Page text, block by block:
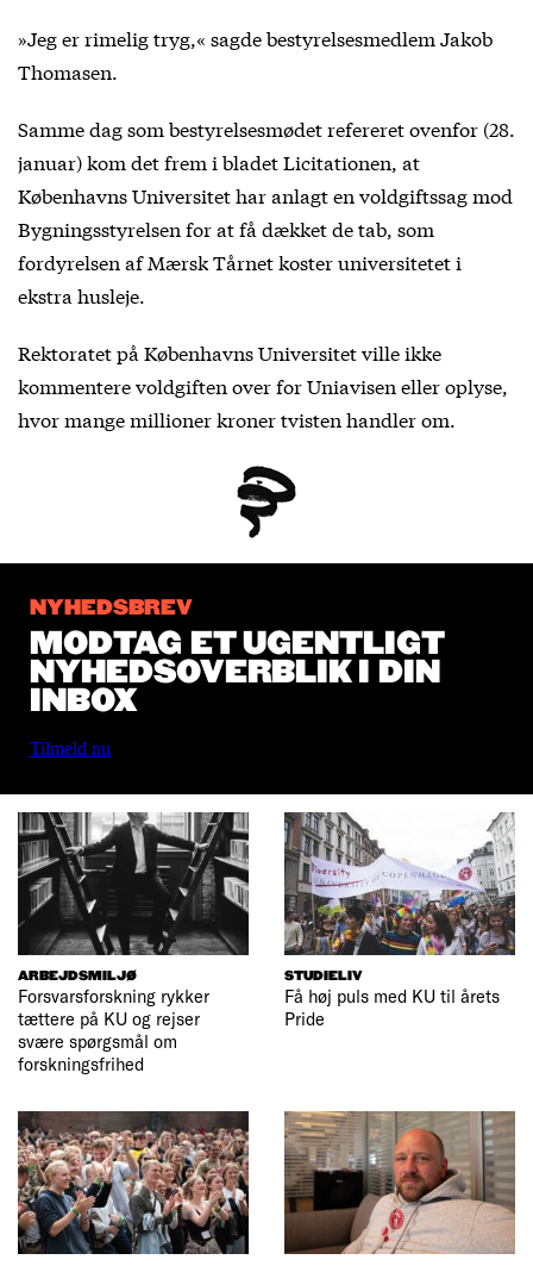
»Jeg er rimelig tryg,« sagde bestyrelsesmedlem Jakob
Thomasen.
Samme dag som bestyrelsesmødet refereret ovenfor (28.
januar) kom det frem i bladet Licitationen, at
Københavns Universitet har anlagt en voldgiftssag mod
Bygningsstyrelsen for at få dækket de tab, som
fordyrelsen af Mærsk Tårnet koster universitetet i
ekstra husleje.
Rektoratet på Københavns Universitet ville ikke
kommentere voldgiften over for Uniavisen eller oplyse,
hvor mange millioner kroner tvisten handler om.
NYHEDSBREV
MODTAG ET UGENTLIGT
NYHEDSOVERBLIK I DIN
INBOX
Tilmeld nu
ARBEJDSMILJØ
Forsvarsforskning rykker
tættere på KU og rejser
svære spørgsmål om
forskningsfrihed
STUDIELIV
Få høj puls med KU til årets
Pride